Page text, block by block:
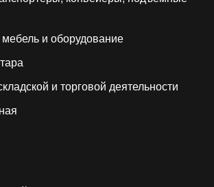
и оборудование
и торговой деятельности